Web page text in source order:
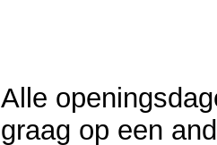
Alle
graag op een